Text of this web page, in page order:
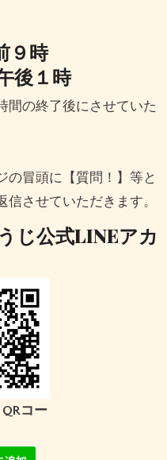
９時
後１時
間の終了後にさせていた
の冒頭に【質問！】等と
させていただきます。
じ公式LINEアカ
コー